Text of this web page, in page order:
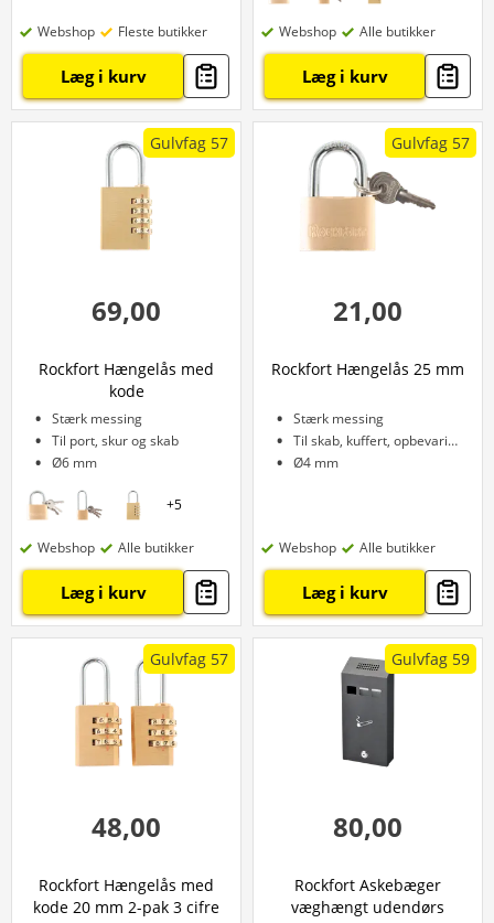
Webshop Fleste butikker
Læg i kurv
Webshop Alle butikker
Læg i kurv
Gulvfag 57
69,00
Rockfort Hængelås med
kode
Stærk messing
Til port, skur og skab
Ø6 mm
+5
Webshop Alle butikker
Læg i kurv
Gulvfag 57
21,00
Rockfort Hængelås 25 mm
Stærk messing
Til skab, kuffert, opbevaringsrum
Ø4 mm
Webshop Alle butikker
Læg i kurv
Gulvfag 57
48,00
Rockfort Hængelås med
kode 20 mm 2-pak 3 cifre
Gulvfag 59
80,00
Rockfort Askebæger
væghængt udendørs